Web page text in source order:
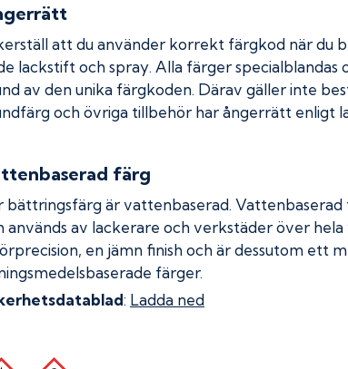
att du använder korrekt färgkod när du
lackstift och spray. Alla färger specialblandas
av den unika färgkoden. Därav gäller inte
och övriga tillbehör har ångerrätt enligt
färg
bättringsfärg är vattenbaserad.
används av lackerare och verkstäder över
en jämn finish och är dessutom ett
färger.
: Ladda ned